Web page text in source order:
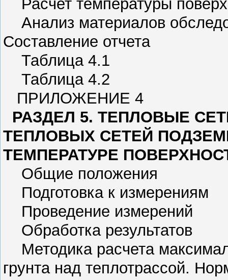
Расчет температуры
Анализ материалов
Составление отчета
Таблица 4.1
Таблица 4.2
ПРИЛОЖЕНИЕ 4
РАЗДЕЛ 5. ТЕПЛОВЫЕ
ТЕПЛОВЫХ СЕТЕЙ
ТЕМПЕРАТУРЕ
Общие положения
Подготовка к измерениям
Проведение измерений
Обработка результатов
Методика расчета
грунта над теплотрассой.